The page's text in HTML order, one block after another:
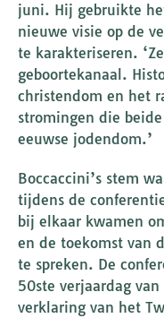
juni. Hij gebruikte
nieuwe visie op de
te karakteriseren.
geboortekanaal.
christendom en het
stromingen die
eeuwse jodendom.’
Boccaccini’s stem
tijdens de
bij elkaar kwamen
en de toekomst van
te spreken. De
50ste verjaardag
verklaring van het